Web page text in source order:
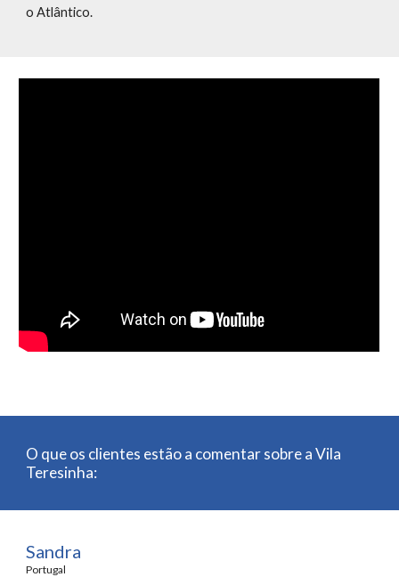
o Atlântico.
O que os clientes estão a comentar sobre a Vila
Teresinha:
Sandra
Portugal